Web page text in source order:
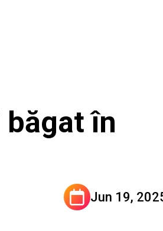
băgat în
Jun 19,